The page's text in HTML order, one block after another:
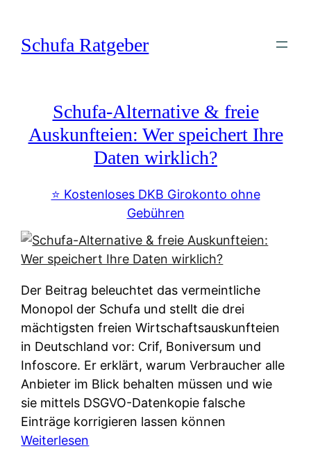
springen
Schufa Ratgeber
Schufa-Alternative & freie
Auskunfteien: Wer speichert Ihre
Daten wirklich?
⭐️ Kostenloses DKB Girokonto ohne
Gebühren
Der Beitrag beleuchtet das vermeintliche
Monopol der Schufa und stellt die drei
mächtigsten freien Wirtschaftsauskunfteien
in Deutschland vor: Crif, Boniversum und
Infoscore. Er erklärt, warum Verbraucher alle
Anbieter im Blick behalten müssen und wie
sie mittels DSGVO-Datenkopie falsche
Einträge korrigieren lassen können
Weiterlesen